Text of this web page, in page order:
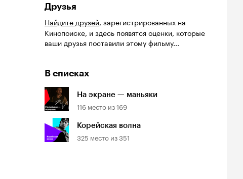
Друзья
Найдите друзей, зарегистрированных на
Кинопоиске, и здесь появятся оценки, которые
ваши друзья поставили этому фильму...
В списках
На экране — маньяки
116 место из169
Корейская волна
325 место из351